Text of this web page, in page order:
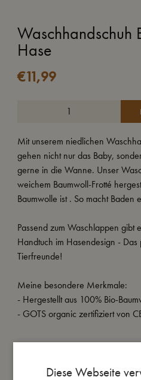
Waschhandschuh
Hase
€11,99
Mit unserem niedlichen
gehen nicht nur das Baby,
gerne in die Wanne. Unser
weichem Baumwoll-Frotté
Baumwolle ist . So macht Baden
Passend zum Waschlappen gibt
Handtuch im Hasendesign -
Tierfreunde!
Meine besondere Merkmale:
- Hergestellt aus 100% Bio-
- GOTS organic zertifiziert von
Diese Webseite